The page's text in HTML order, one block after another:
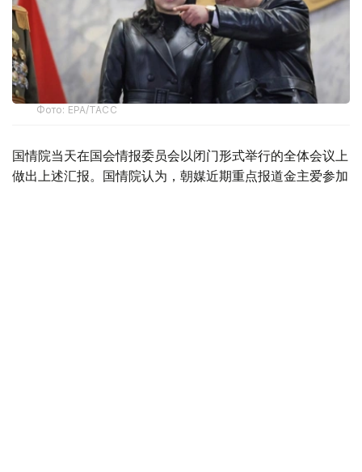
Фото: ЕРА/ТАСС
国情院当天在国会情报委员会以闭门形式举行的全体会议上
做出上述汇报。国情院认为，朝媒近期重点报道金主爱参加